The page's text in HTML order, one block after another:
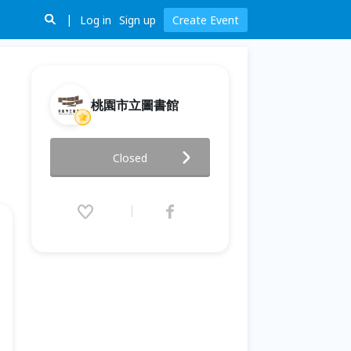
Log in Sign up Create Event
桃園市立圖書館
來（Input→Output）
2026.07.06 (Mon) 09:00 - 12:00
Closed